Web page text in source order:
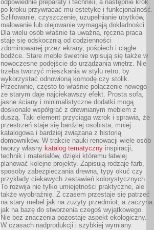
odpowiednie preparaty i techniki, a następnie krok
po kroku przywracać mu estetykę i funkcjonalność.
Szlifowanie, czyszczenie, uzupełnianie ubytków,
malowanie lub olejowanie wymagają dokładności.
Dla wielu osób właśnie ta uważna, ręczna praca
staje się odskocznią od codzienności
zdominowanej przez ekrany, pośpiech i ciągłe
bodźce. Stare meble świetnie wpisują się także w
nowoczesne podejście do urządzania wnętrz. Nie
trzeba tworzyć mieszkania w stylu retro, by
wykorzystać odnowioną komodę czy stolik.
Przeciwnie, często to właśnie połączenie nowego
ze starym daje najciekawszy efekt. Prosta sofa,
jasne ściany i minimalistyczne dodatki mogą
doskonale współgrać z drewnianym meblem z
duszą. Taki element przyciąga wzrok i sprawia, że
przestrzeń staje się bardziej osobista, mniej
katalogowa i bardziej związana z historią
domowników. W trakcie nauki renowacji wiele osób
tworzy własny katalog tematyczny inspiracji,
technik i materiałów, dzięki któremu łatwiej
planować kolejne projekty. Zapisują rodzaje farb,
sposoby zabezpieczania drewna, typy okuć czy
przykłady ciekawych zestawień kolorystycznych.
To rozwija nie tylko umiejętności praktyczne, ale
także wyobraźnię. Z czasem przestaje się patrzeć
na stary mebel jak na zużyty przedmiot, a zaczyna
jak na bazę do stworzenia czegoś wyjątkowego.
Nie bez znaczenia pozostaje aspekt ekologiczny.
W czasach nadprodukcji i szybkiej wymiany